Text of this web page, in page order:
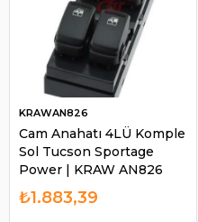
Cam Anahatı 4LÜ Komple
Sol Tucson Sportage
Power | KRAW AN826
KRAWAN826
₺1.883,39